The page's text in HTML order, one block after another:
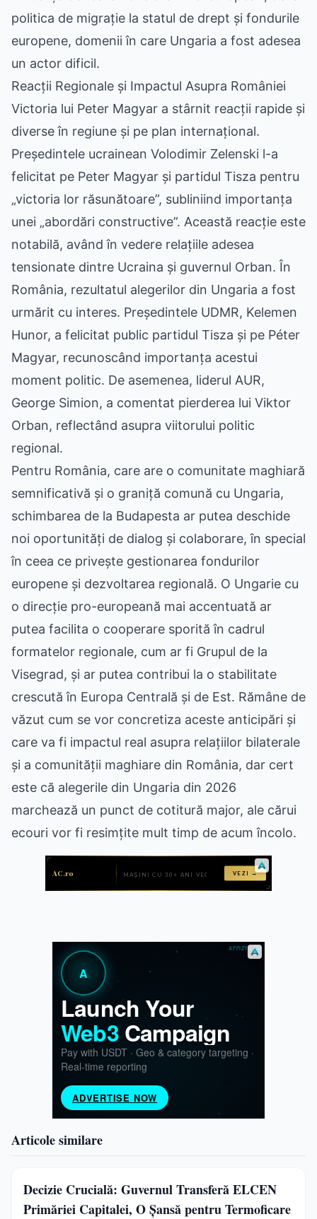
politica de migrație la statul de drept și fondurile
europene, domenii în care Ungaria a fost adesea
un actor dificil.
Reacții Regionale și Impactul Asupra României
Victoria lui Peter Magyar a stârnit reacții rapide și
diverse în regiune și pe plan internațional.
Președintele ucrainean Volodimir Zelenski l-a
felicitat pe Peter Magyar și partidul Tisza pentru
„victoria lor răsunătoare”, subliniind importanța
unei „abordări constructive”. Această reacție este
notabilă, având în vedere relațiile adesea
tensionate dintre Ucraina și guvernul Orban. În
România, rezultatul alegerilor din Ungaria a fost
urmărit cu interes. Președintele UDMR, Kelemen
Hunor, a felicitat public partidul Tisza și pe Péter
Magyar, recunoscând importanța acestui
moment politic. De asemenea, liderul AUR,
George Simion, a comentat pierderea lui Viktor
Orban, reflectând asupra viitorului politic
regional.
Pentru România, care are o comunitate maghiară
semnificativă și o graniță comună cu Ungaria,
schimbarea de la Budapesta ar putea deschide
noi oportunități de dialog și colaborare, în special
în ceea ce privește gestionarea fondurilor
europene și dezvoltarea regională. O Ungarie cu
o direcție pro-europeană mai accentuată ar
putea facilita o cooperare sporită în cadrul
formatelor regionale, cum ar fi Grupul de la
Visegrad, și ar putea contribui la o stabilitate
crescută în Europa Centrală și de Est. Rămâne de
văzut cum se vor concretiza aceste anticipări și
care va fi impactul real asupra relațiilor bilaterale
și a comunității maghiare din România, dar cert
este că alegerile din Ungaria din 2026
marchează un punct de cotitură major, ale cărui
ecouri vor fi resimțite mult timp de acum încolo.
Articole similare
Decizie Crucială: Guvernul Transferă ELCEN
Primăriei Capitalei, O Șansă pentru Termoficare